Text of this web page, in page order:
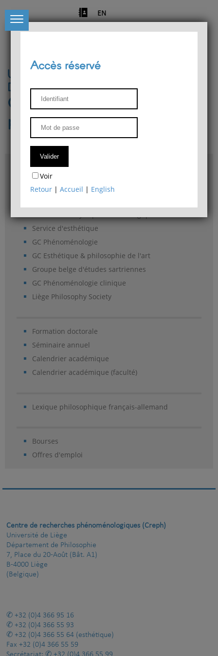
EN
Université de Liège
Département de philosophie
Centre de recherches
phénoménologiques
Accès & plans
Bibliothèque du Département de philosophie
Service d'esthétique
GC Phénoménologie
GC Esthétique & philosophie de l'art
Groupe belge d'études sartriennes
GC Phénoménologie clinique
Liège Philosophy Society
Formation doctorale
Séminaire annuel
Calendrier académique
Calendrier académique (faculté)
Lexique philosophique français-allemand
Bourses
Offres d'emploi
Accès réservé
Voir
Retour |Accueil | English
Centre de recherches phénoménologiques (Creph)
Université de Liège
Département de Philosophie
7, Place du 20-Août (Bât. A1)
B-4000 Liège
(Belgique)
+32 (0)4 366 95 16
+32 (0)4 366 55 93
+32 (0)4 366 55 64 (esthétique)
Fax +32 (0)4 366 55 59